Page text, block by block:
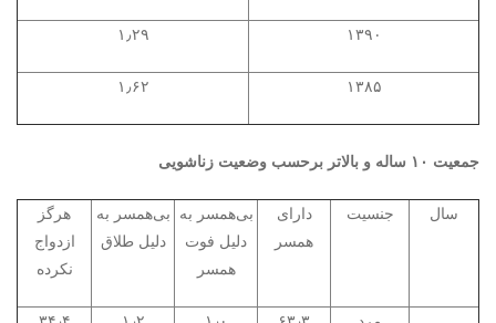
۱۳۹۰ ۱٫۲۹
۱۳۸۵ ۱٫۶۲
جمعیت ۱۰ ساله و بالاتر برحسب وضعیت زناشویی
سال جنسیت
دارای
همسر
بی‌همسر به
دلیل فوت
همسر
بی‌همسر به
دلیل طلاق
هرگز
ازدواج
نکرده